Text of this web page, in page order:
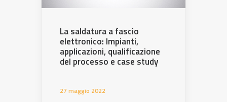
La saldatura a fascio
elettronico: Impianti,
applicazioni, qualificazione
del processo e case study
27 maggio 2022